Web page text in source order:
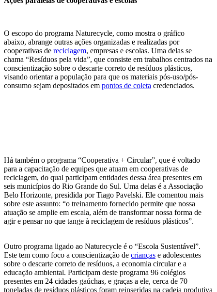
O escopo do programa Naturecycle, como mostra o gráfico
abaixo, abrange outras ações organizadas e realizadas por
cooperativas de reciclagem, empresas e escolas. Uma delas se
chama “Resíduos pela vida”, que consiste em trabalhos centrados na
conscientização sobre o descarte correto de resíduos plásticos,
visando orientar a população para que os materiais pós-uso/pós-
consumo sejam depositados em pontos de coleta credenciados.
Há também o programa “Cooperativa + Circular”, que é voltado
para a capacitação de equipes que atuam em cooperativas de
reciclagem, do qual participam entidades dessa área presentes em
seis municípios do Rio Grande do Sul. Uma delas é a Associação
Belo Horizonte, presidida por Tiago Pavelski. Ele comentou mais
sobre este assunto: “o treinamento fornecido permite que nossa
atuação se amplie em escala, além de transformar nossa forma de
agir e pensar no que tange à reciclagem de resíduos plásticos”.
Outro programa ligado ao Naturecycle é o “Escola Sustentável”.
Este tem como foco a conscientização de crianças e adolescentes
sobre o descarte correto de resíduos, a economia circular e a
educação ambiental. Participam deste programa 96 colégios
presentes em 24 cidades gaúchas, e graças a ele, cerca de 70
toneladas de resíduos plásticos foram reinseridas na cadeia produtiva